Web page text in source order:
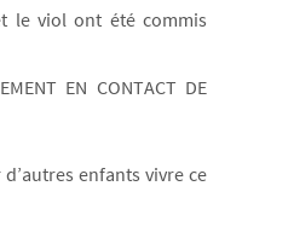
le viol ont été commis
EN CONTACT DE
enfants vivre ce